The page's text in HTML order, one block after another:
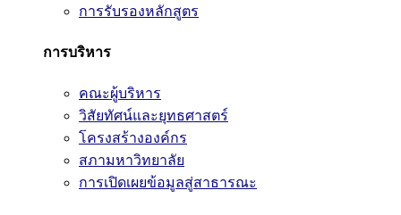
การรับรองหลักสูตร
การบริหาร
คณะผู้บริหาร
วิสัยทัศน์และยุทธศาสตร์
โครงสร้างองค์กร
สภามหาวิทยาลัย
การเปิดเผยข้อมูลสู่สาธารณะ